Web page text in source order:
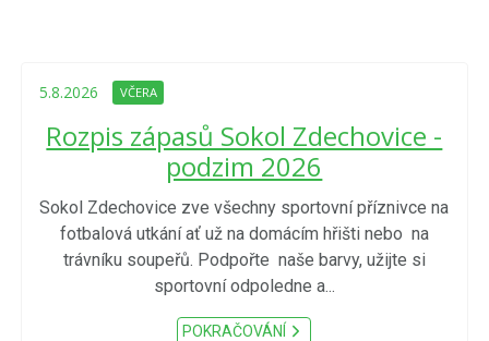
5.8.2026 VČERA
Rozpis zápasů Sokol Zdechovice -
podzim 2026
Sokol Zdechovice zve všechny sportovní příznivce na
fotbalová utkání ať už na domácím hřišti nebo na
trávníku soupeřů. Podpořte naše barvy, užijte si
sportovní odpoledne a...
POKRAČOVÁNÍ